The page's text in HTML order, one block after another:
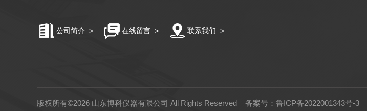
公司简介 > 在线留言 > 联系我们 >
版权所有©2026 山东博科仪器有限公司 All Rights Reserved 备案号：鲁ICP备2022001343号-3